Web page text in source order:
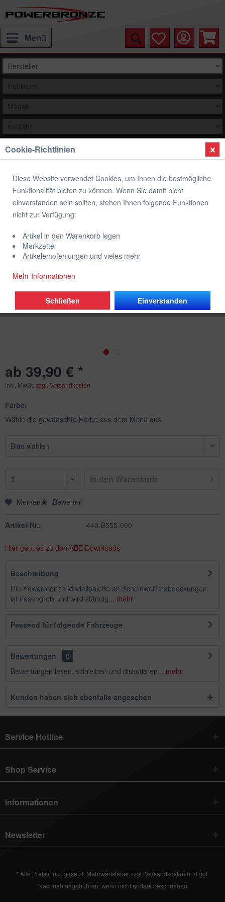
Menü
Auswählen
Übersicht Scheinwerferabdeckung
Scheinwerferabdeckungen BMW S 1000
XR
ab 39,90 € *
inkl. MwSt. zzgl. Versandkosten
Farbe:
Wähle die gewünschte Farbe aus dem Menü aus
Merken Bewerten
Artikel-Nr.: 440-B555-000
Hier geht es zu den ABE Downloads
Beschreibung
Die Powerbronze Modellpalette an Scheinwerferabdeckungen
ist riesengroß und wird ständig... mehr
Passend für folgende Fahrzeuge
Bewertungen
0
Bewertungen lesen, schreiben und diskutieren... mehr
Kunden haben sich ebenfalls angesehen
Service Hotline
Shop Service
Informationen
Newsletter
* Alle Preise inkl. gesetzl. Mehrwertsteuer zzgl. Versandkosten und ggf.
Nachnahmegebühren, wenn nicht anders beschrieben
Cookie-Richtlinien
Diese Website verwendet Cookies, um Ihnen die bestmögliche
Funktionalität bieten zu können. Wenn Sie damit nicht
einverstanden sein sollten, stehen Ihnen folgende Funktionen
nicht zur Verfügung:
Artikel in den Warenkorb legen
Merkzettel
Artikelempfehlungen und vieles mehr
Mehr Informationen
Einverstanden
Schließen